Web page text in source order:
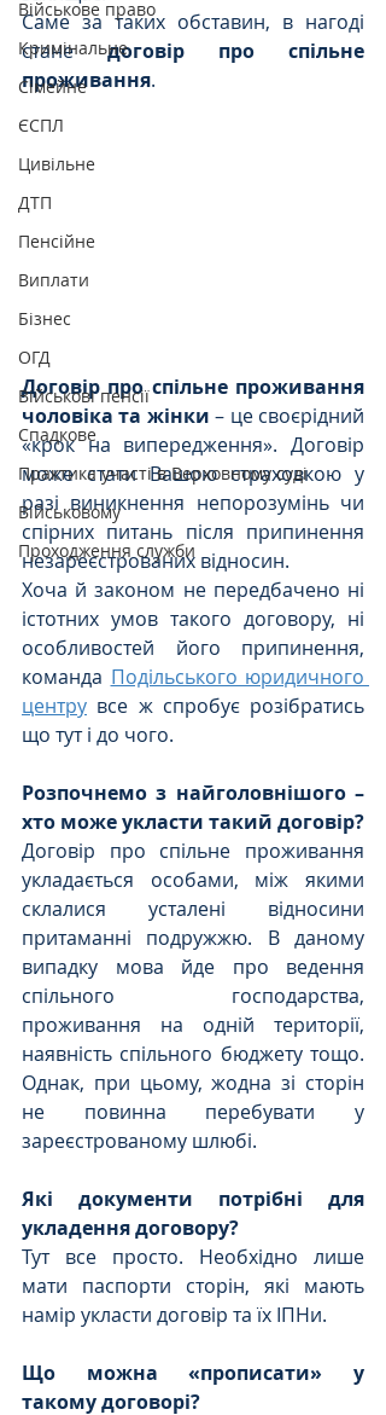
Військове право
Кримінальне
Сімейне
ЄСПЛ
Цивільне
ДТП
Пенсійне
Виплати
Бізнес
ОГД
Військові пенсії
Спадкове
Практика участі в Верховному суді
Військовому
Проходження служби
Саме за таких обставин, в нагоді
стане договір про спільне
проживання.
Договір про спільне проживання
чоловіка та жінки – це своєрідний
«крок на випередження». Договір
може стати Вашою страховкою у
разі виникнення непорозумінь чи
спірних питань після припинення
незареєстрованих відносин.
Хоча й законом не передбачено ні
істотних умов такого договору, ні
особливостей його припинення,
команда Подільського юридичного
центру все ж спробує розібратись
що тут і до чого.
Розпочнемо з найголовнішого –
хто може укласти такий договір?
Договір про спільне проживання
укладається особами, між якими
склалися усталені відносини
притаманні подружжю. В даному
випадку мова йде про ведення
спільного господарства,
проживання на одній території,
наявність спільного бюджету тощо.
Однак, при цьому, жодна зі сторін
не повинна перебувати у
зареєстрованому шлюбі.
Які документи потрібні для
укладення договору?
Тут все просто. Необхідно лише
мати паспорти сторін, які мають
намір укласти договір та їх ІПНи.
Що можна «прописати» у
такому договорі?